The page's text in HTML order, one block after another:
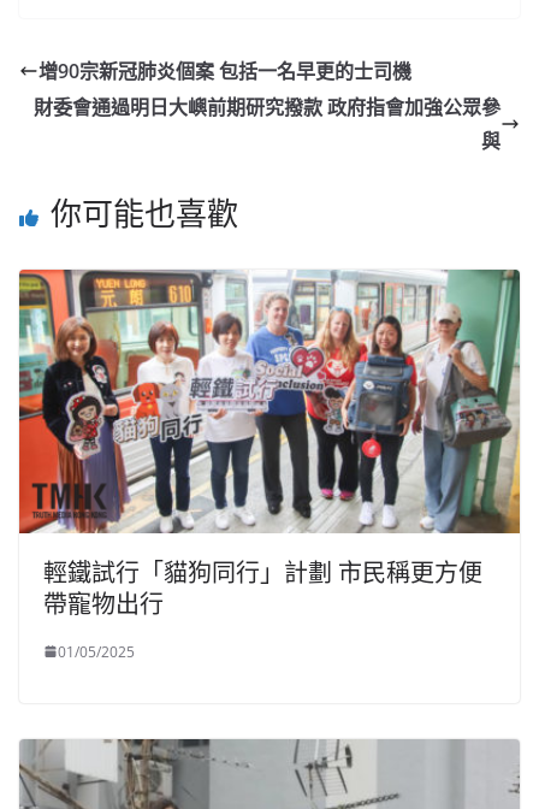
增90宗新冠肺炎個案 包括一名早更的士司機
財委會通過明日大嶼前期研究撥款 政府指會加強公眾參
與
你可能也喜歡
輕鐵試行「貓狗同行」計劃 市民稱更方便
帶寵物出行
01/05/2025